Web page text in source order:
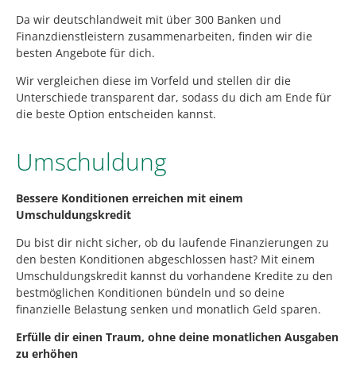
Da wir deutschlandweit mit über 300 Banken und
Finanzdienstleistern zusammenarbeiten, finden wir die
besten Angebote für dich.
Wir vergleichen diese im Vorfeld und stellen dir die
Unterschiede transparent dar, sodass du dich am Ende für
die beste Option entscheiden kannst.
Umschuldung
Bessere Konditionen erreichen mit einem
Umschuldungskredit
Du bist dir nicht sicher, ob du laufende Finanzierungen zu
den besten Konditionen abgeschlossen hast? Mit einem
Umschuldungskredit kannst du vorhandene Kredite zu den
bestmöglichen Konditionen bündeln und so deine
finanzielle Belastung senken und monatlich Geld sparen.
Erfülle dir einen Traum, ohne deine monatlichen Ausgaben
zu erhöhen